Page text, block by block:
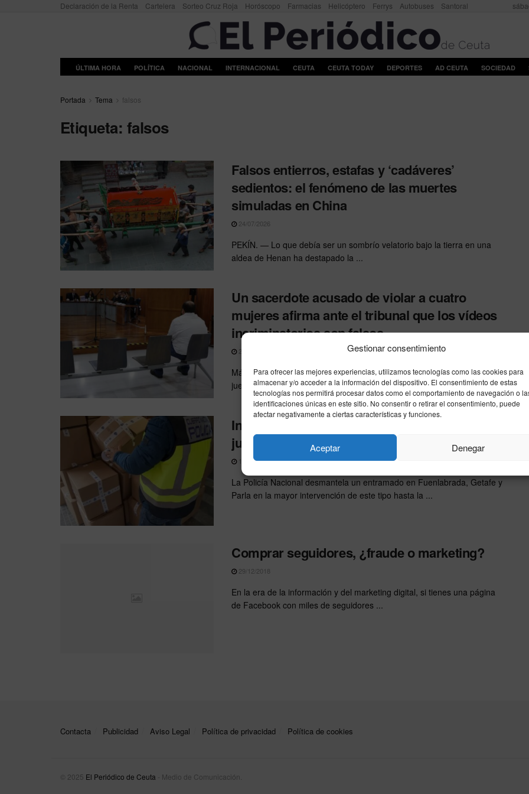
Gestionar consentimiento
Para ofrecer las mejores experiencias, utilizamos tecnologías como las cookies para
almacenar y/o acceder a la información del dispositivo. El consentimiento de estas
tecnologías nos permitirá procesar datos como el comportamiento de navegación o
identificaciones únicas en este sitio. No consentir o retirar el consentimiento, puede
afectar negativamente a ciertas características y funciones.
Aceptar Denegar
Declaración de la Renta Cartelera Sorteo Cruz Roja Horóscopo Farmacias Helicóptero Ferrys Autobuses Santoral
ÚLTIMA HORA POLÍTICA NACIONAL INTERNACIONAL CEUTA CEUTA TODAY DEPORTES AD CEUTA SOCIEDAD
Portada Tema falsos
Etiqueta: falsos
Falsos entierros, estafas y ‘cadáveres’
sedientos: el fenómeno de las muertes
simuladas en China
24/07/2026
PEKÍN. — Lo que debía ser un sombrío velatorio bajo la tierra en una
aldea de Henan ha destapado la ...
Un sacerdote acusado de violar a cuatro
mujeres afirma ante el tribunal que los vídeos
incriminatorios son falsos
28/05/2026
Málaga, 28 de mayo de 2026 – En una tensa sesión celebrada este
jueves en la Sección Primera de la ...
Incautados en Madrid más de 600.000
juguetes falsos de la serie ‘Stranger Things’
16/03/2026
La Policía Nacional desmantela un entramado en Fuenlabrada, Getafe y
Parla en la mayor intervención de este tipo hasta la ...
Comprar seguidores, ¿fraude o marketing?
29/12/2018
En la era de la información y del marketing digital, si tienes una página
de Facebook con miles de seguidores ...
Contacta Publicidad Aviso Legal Política de privacidad Política de cookies
© 2025 El Periódico de Ceuta - Medio de Comunicación